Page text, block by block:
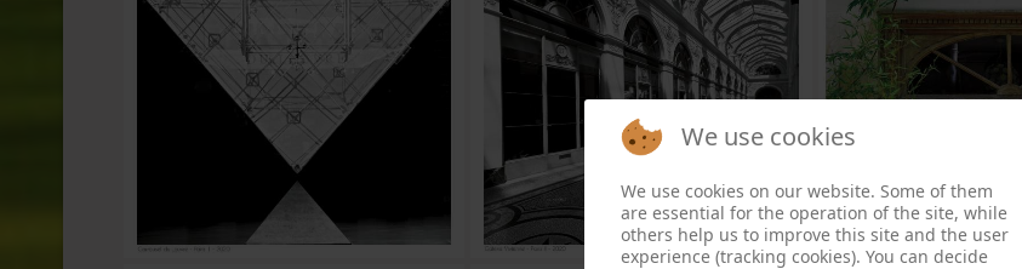
We use cookies
We use cookies on our website. Some of them
are essential for the operation of the site, while
others help us to improve this site and the user
experience (tracking cookies). You can decide